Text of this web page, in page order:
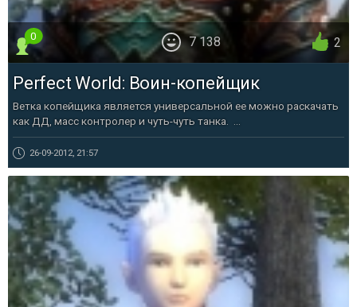
2
7 138
0
Perfect World: Воин-копейщик
Ветка копейщика является универсальной ее можно раскачать
как ДД, масс контролер и чуть-чуть танка. ...
26-09-2012, 21:57